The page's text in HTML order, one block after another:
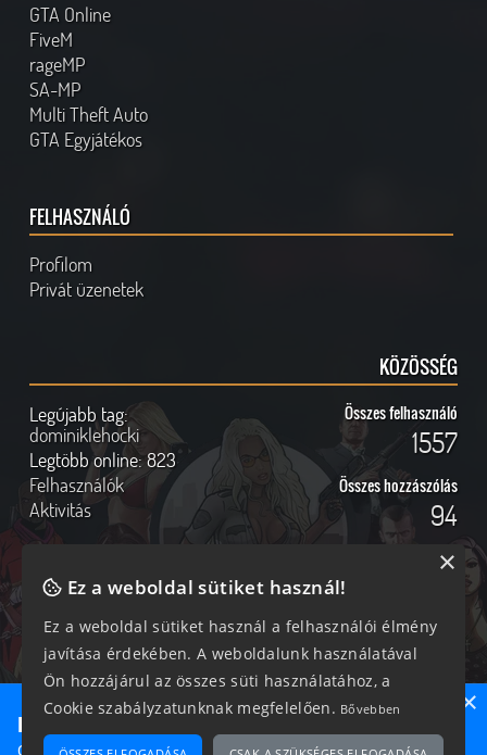
GTA Online
FiveM
rageMP
SA-MP
Multi Theft Auto
GTA Egyjátékos
FELHASZNÁLÓ
Profilom
Privát üzenetek
KÖZÖSSÉG
Legújabb tag:
dominiklehocki
Legtöbb online:823
Felhasználók
Aktivitás
Összes felhasználó
1557
Összes hozzászólás
94
Online felhasználók
274 vendég, 0 tag
Kövess Minket!
Ne maradj le semmiről!
Csatlakozz most hozzánk, hogy megtudd, milyen egy igazi
×
Ez a weboldal sütiket használ!
Ez a weboldal sütiket használ a felhasználói élmény
javítása érdekében. A weboldalunk használatával
Ön hozzájárul az összes süti használatához, a
Cookie szabályzatunknak megfelelően. Bővebben
×